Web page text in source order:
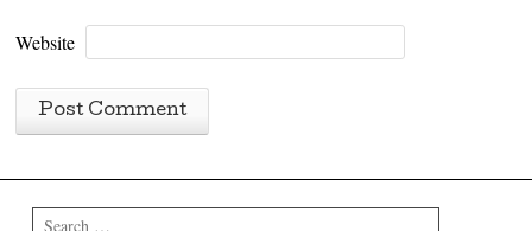
Website
Search